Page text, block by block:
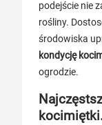
podejście nie
rośliny.
środowiska
kondycję
ogrodzie.